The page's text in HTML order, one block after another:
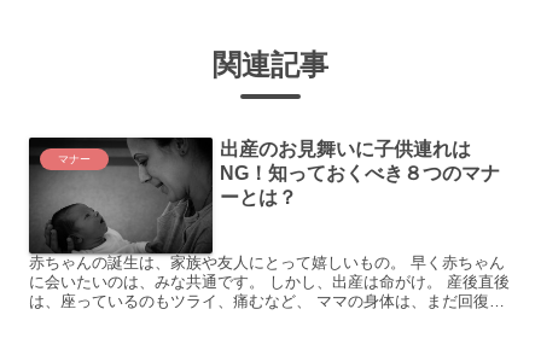
関連記事
マナー
出産のお見舞いに子供連れは
NG！知っておくべき８つのマナ
ーとは？
赤ちゃんの誕生は、家族や友人にとって嬉しいもの。 早く赤ちゃん
に会いたいのは、みな共通です。 しかし、出産は命がけ。 産後直後
は、座っているのもツライ、痛むなど、 ママの身体は、まだ回復し